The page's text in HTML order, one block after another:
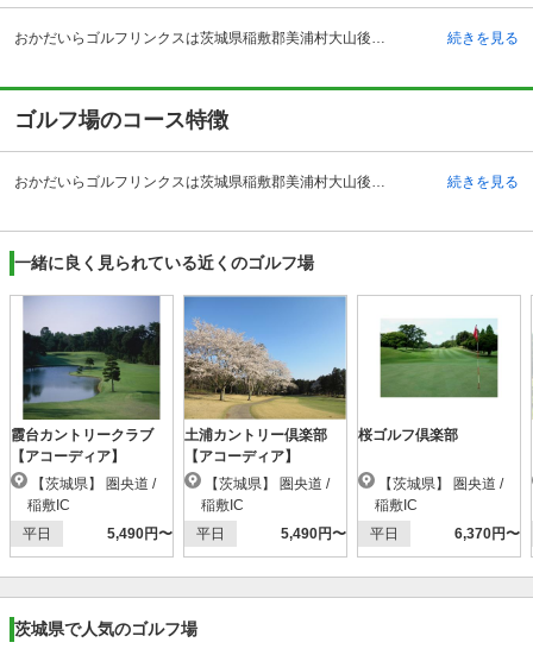
おかだいらゴルフリンクスは茨城県稲敷郡美浦村大山後田にあります。自動車を利用の場合は、常磐自動車道の桜土浦インターチェンジから約22 キロメートルです。電車を利用の場合は、JR常磐線の土浦駅から自動車で約25分です。 2003年に開場、藤川憲次の設計された全18ホールのコースです。初心者の方から上級者の方までが満足できる、クオリティの高いゴルフ場です。 また、クラブハウス内の施設がとても充実しています。レストランは明るくカジュアルな雰囲気でメニューもリーズナブルに楽しめ、バスルームにおいては、窓の外の景色を眺めることができ、プレー後の疲れをいやしてくれます。プロショップでは、種類が豊富なおみやげ物がそろっています。 続きを見る
ゴルフ場のコース特徴
おかだいらゴルフリンクスは茨城県稲敷郡美浦村大山後田にあります。自動車を利用の場合は、常磐自動車道の桜土浦インターチェンジから約22 キロメートルです。電車を利用の場合は、JR常磐線の土浦駅から自動車で約25分です。 2003年に開場、藤川憲次の設計された全18ホールのコースです。初心者の方から上級者の方までが満足できる、クオリティの高いゴルフ場です。 また、クラブハウス内の施設がとても充実しています。レストランは明るくカジュアルな雰囲気でメニューもリーズナブルに楽しめ、バスルームにおいては、窓の外の景色を眺めることができ、プレー後の疲れをいやしてくれます。プロショップでは、種類が豊富なおみやげ物がそろっています。 続きを見る
一緒に良く見られている近くのゴルフ場
霞台カントリークラブ
【アコーディア】
稲敷IC
平日
5,490円〜
土浦カントリー倶楽部
【アコーディア】
稲敷IC
平日
5,490円〜
桜ゴルフ倶楽部
稲敷IC
平日
6,370円〜
茨城県で人気のゴルフ場